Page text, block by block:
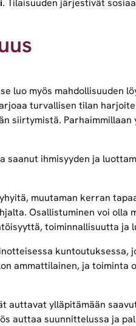
. Tilaisuuden järjestivät
luo myös mahdollisuuden
turvallisen tilan
siirtymistä.
ihmisyyden ja
muutaman kerran
Osallistuminen voi
toiminnallisuutta ja
ammattilainen, ja
ylläpitämään
auttaa suunnittelussa ja